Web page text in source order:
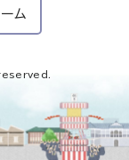
ム